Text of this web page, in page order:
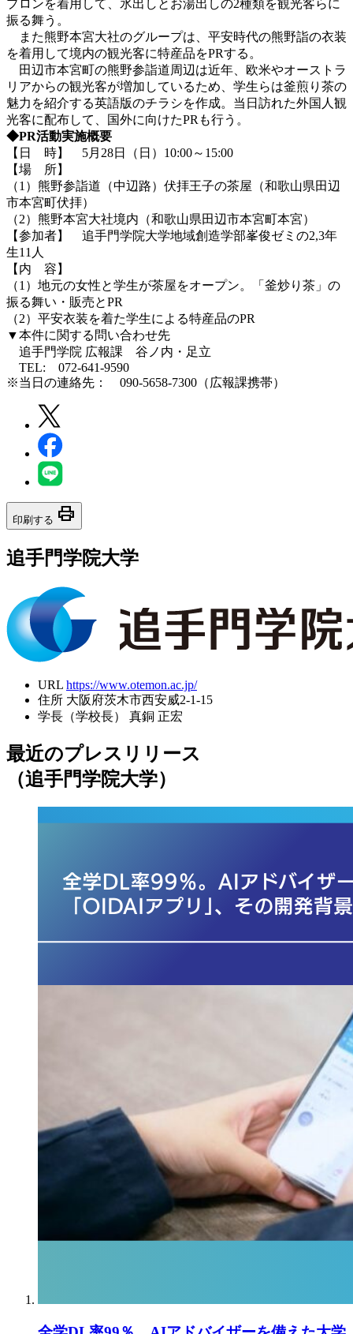
プロンを着用して、氷出しとお湯出しの2種類を観光客らに
振る舞う。
また熊野本宮大社のグループは、平安時代の熊野詣の衣装
を着用して境内の観光客に特産品をPRする。
田辺市本宮町の熊野参詣道周辺は近年、欧米やオーストラ
リアからの観光客が増加しているため、学生らは釜煎り茶の
魅力を紹介する英語版のチラシを作成。当日訪れた外国人観
光客に配布して、国外に向けたPRも行う。
◆PR活動実施概要
【日 時】 5月28日（日）10:00～15:00
【場 所】
（1）熊野参詣道（中辺路）伏拝王子の茶屋（和歌山県田辺
市本宮町伏拝）
（2）熊野本宮大社境内（和歌山県田辺市本宮町本宮）
【参加者】 追手門学院大学地域創造学部峯俊ゼミの2,3年
生11人
【内 容】
（1）地元の女性と学生が茶屋をオープン。「釜炒り茶」の
振る舞い・販売とPR
（2）平安衣装を着た学生による特産品のPR
▼本件に関する問い合わせ先
追手門学院 広報課 谷ノ内・足立
TEL: 072-641-9590
※当日の連絡先： 090-5658-7300（広報課携帯）
印刷する print
追手門学院大学
URL https://www.otemon.ac.jp/
住所 大阪府茨木市西安威2-1-15
学長（学校長）
真銅 正宏
最近のプレスリリース
（追手門学院大学）